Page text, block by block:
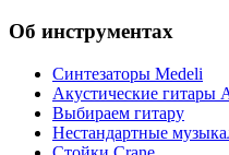
Об инструментах
Синтезаторы Мedeli
Акустические гитары
Выбираем гитару
Нестандартные